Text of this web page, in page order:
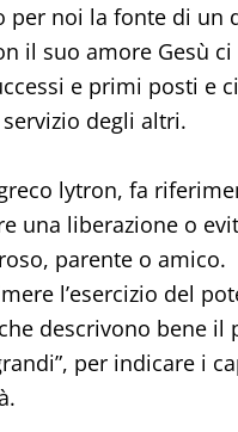
noi la fonte di un
il suo amore Gesù
e primi posti e
degli altri.
lytron, fa
una liberazione o
parente o amico.
l’esercizio del
descrivono bene
per indicare i